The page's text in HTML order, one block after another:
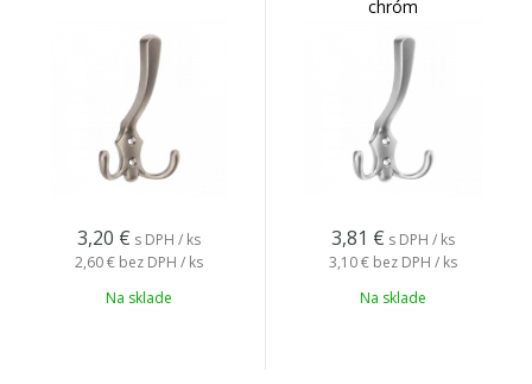
3,20 € s DPH / ks
2,60 € bez DPH / ks
Na sklade
chróm
3,81 € s DPH / ks
3,10 € bez DPH / ks
Na sklade